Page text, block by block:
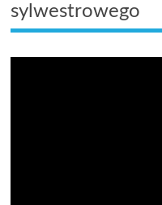
sylwestrowego